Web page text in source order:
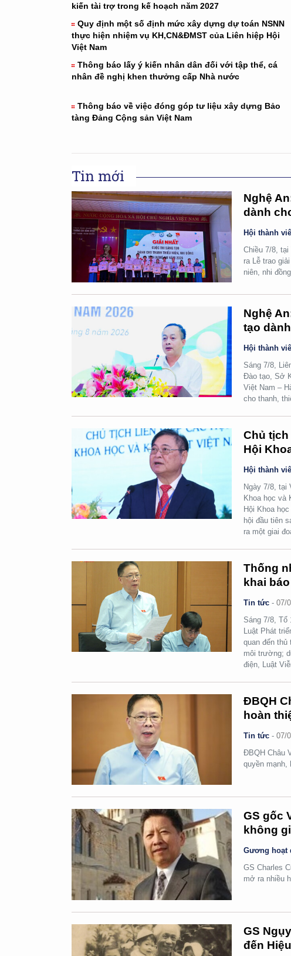
kiến tài trợ trong kế hoạch năm 2027
Quy định một số định mức xây dựng dự toán NSNN
thực hiện nhiệm vụ KH,CN&ĐMST của Liên hiệp Hội
Việt Nam
Thông báo lấy ý kiến nhân dân đối với tập thể, cá
nhân đề nghị khen thưởng cấp Nhà nước
Thông báo về việc đóng góp tư liệu xây dựng Bảo
tàng Đảng Cộng sản Việt Nam
Tin mới
Nghệ
dành
Hội thành
Chiều 7/8,
ra Lễ trao
niên, nhi
Nghệ
tạo
Hội thành
Sáng 7/8,
Đào tạo, Sở
Việt Nam –
cho thanh,
Chủ
Hội
Hội thành
Ngày 7/8, tại
Khoa học và
Hội Khoa
hội đầu tiên
ra một giai
Thống
khai
Tin tức -07/
Sáng 7/8, Tổ
Luật Phát
quan đến thủ
môi trường;
điện, Luật
ĐBQH
hoàn
Tin tức -07/
ĐBQH Châu
quyền mạnh,
GS gốc
không
Gương hoạt
GS Charles
mở ra nhiều
GS
đến